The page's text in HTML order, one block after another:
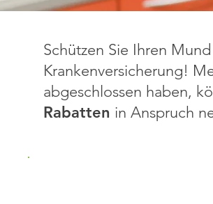
Schützen Sie Ihren
Krankenversicherung!
abgeschlossen haben,
Rabatten in Anspruch